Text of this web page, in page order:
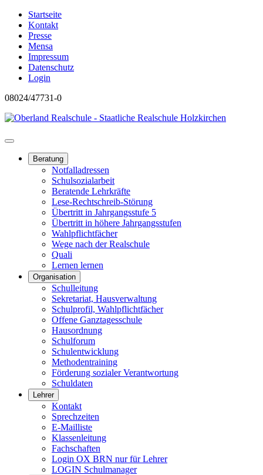
Startseite
Kontakt
Presse
Mensa
Impressum
Datenschutz
Login
08024/47731-0
Beratung
Notfalladressen
Schulsozialarbeit
Beratende Lehrkräfte
Lese-Rechtschreib-Störung
Übertritt in Jahrgangsstufe 5
Übertritt in höhere Jahrgangsstufen
Wahlpflichtfächer
Wege nach der Realschule
Quali
Lernen lernen
Organisation
Schulleitung
Sekretariat, Hausverwaltung
Schulprofil, Wahlpflichtfächer
Offene Ganztagesschule
Hausordnung
Schulforum
Schulentwicklung
Methodentraining
Förderung sozialer Verantwortung
Schuldaten
Lehrer
Kontakt
Sprechzeiten
E-Mailliste
Klassenleitung
Fachschaften
Login OX BRN nur für Lehrer
LOGIN Schulmanager